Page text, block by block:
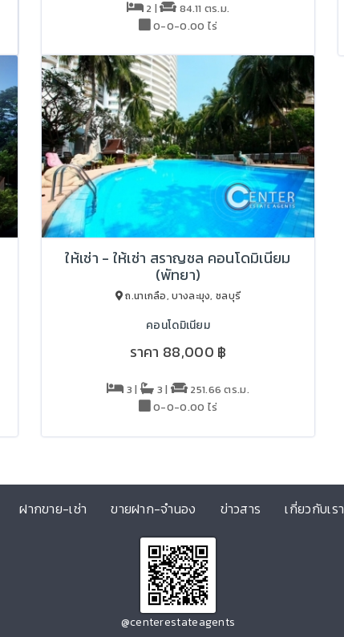
2 |
84.11 ตร.ม.
0-0-0.00 ไร่
ให้เช่า - ให้เช่า สราญชล คอนโดมิเนียม
(พัทยา)
ถ.นาเกลือ, บางละมุง, ชลบุรี
คอนโดมิเนียม
ราคา 88,000 ฿
3 | 3 |
251.66 ตร.ม.
0-0-0.00 ไร่
ฝากขาย-เช่า ขายฝาก-จำนอง ข่าวสาร เกี่ยวกับเรา
@centerestateagents